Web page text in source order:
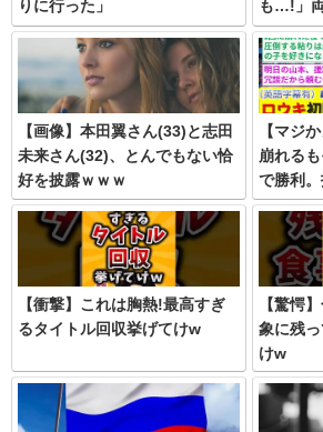
りに行った」
も…!」
き取っ
けてく
【画像】本田翼さん(33)と志田
未来さん(32)、とんでもない恰
好を披露ｗｗｗ
【マジ
崩れる
で勝利
で明日
ァン
【衝撃】これは胸熱!最高すぎ
るタイトル回収挙げてけw
【驚愕
象に残
けw